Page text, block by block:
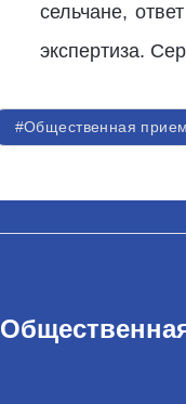
сельчане,
экспертиза.
#Общественная